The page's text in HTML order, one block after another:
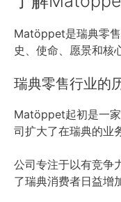
Matöppet是瑞典零
史、使命、愿景和核
瑞典零售行业的
Matöppet起初是一
司扩大了在瑞典的业
公司专注于以有竞争
了瑞典消费者日益增